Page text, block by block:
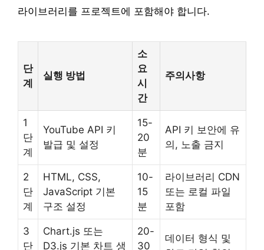
라이브러리를 프로젝트에 포함해야 합니다.
단
계
실행 방법
소
요
시
간
주의사항
1
단
계
YouTube API 키
발급 및 설정
15-
20
분
API 키 보안에 유
의, 노출 금지
2
단
계
HTML, CSS,
JavaScript 기본
구조 설정
10-
15
분
라이브러리 CDN
또는 로컬 파일
포함
3
단
Chart.js 또는
D3.js 기본 차트 생
20-
30
데이터 형식 및